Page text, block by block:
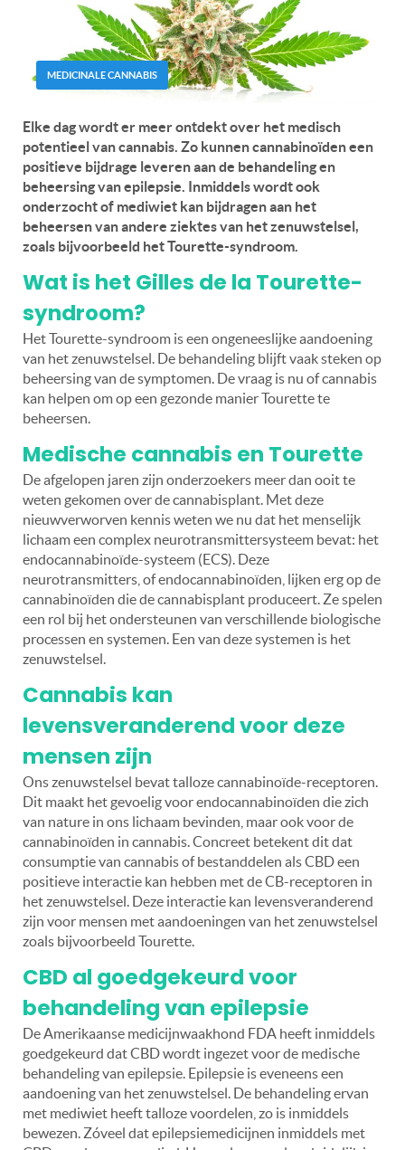
MEDICINALE CANNABIS
Elke dag wordt er meer ontdekt over het medisch
potentieel van cannabis. Zo kunnen cannabinoïden een
positieve bijdrage leveren aan de behandeling en
beheersing van epilepsie. Inmiddels wordt ook
onderzocht of mediwiet kan bijdragen aan het
beheersen van andere ziektes van het zenuwstelsel,
zoals bijvoorbeeld het Tourette-syndroom.
Wat is het Gilles de la Tourette-
syndroom?
Het Tourette-syndroom is een ongeneeslijke aandoening
van het zenuwstelsel. De behandeling blijft vaak steken op
beheersing van de symptomen. De vraag is nu of cannabis
kan helpen om op een gezonde manier Tourette te
beheersen.
Medische cannabis en Tourette
De afgelopen jaren zijn onderzoekers meer dan ooit te
weten gekomen over de cannabisplant. Met deze
nieuwverworven kennis weten we nu dat het menselijk
lichaam een complex neurotransmittersysteem bevat: het
endocannabinoïde-systeem (ECS). Deze
neurotransmitters, of endocannabinoïden, lijken erg op de
cannabinoïden die de cannabisplant produceert. Ze spelen
een rol bij het ondersteunen van verschillende biologische
processen en systemen. Een van deze systemen is het
zenuwstelsel.
Cannabis kan
levensveranderend voor deze
mensen zijn
Ons zenuwstelsel bevat talloze cannabinoïde-receptoren.
Dit maakt het gevoelig voor endocannabinoïden die zich
van nature in ons lichaam bevinden, maar ook voor de
cannabinoïden in cannabis. Concreet betekent dit dat
consumptie van cannabis of bestanddelen als CBD een
positieve interactie kan hebben met de CB-receptoren in
het zenuwstelsel. Deze interactie kan levensveranderend
zijn voor mensen met aandoeningen van het zenuwstelsel
zoals bijvoorbeeld Tourette.
CBD al goedgekeurd voor
behandeling van epilepsie
De Amerikaanse medicijnwaakhond FDA heeft inmiddels
goedgekeurd dat CBD wordt ingezet voor de medische
behandeling van epilepsie. Epilepsie is eveneens een
aandoening van het zenuwstelsel. De behandeling ervan
met mediwiet heeft talloze voordelen, zo is inmiddels
bewezen. Zóveel dat epilepsiemedicijnen inmiddels met